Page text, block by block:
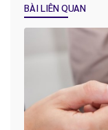
Tại sao việc Lưu trữ
“dầu khí của kỷ
Hướng dẫn lựa
Nhân viên không
BÀI LIÊN QUAN